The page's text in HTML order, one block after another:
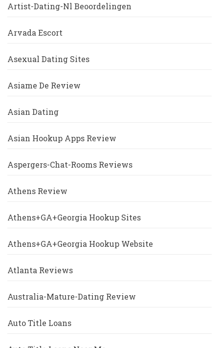
Artist-Dating-Nl Beoordelingen
Arvada Escort
Asexual Dating Sites
Asiame De Review
Asian Dating
Asian Hookup Apps Review
Aspergers-Chat-Rooms Reviews
Athens Review
Athens+GA+Georgia Hookup Sites
Athens+GA+Georgia Hookup Website
Atlanta Reviews
Australia-Mature-Dating Review
Auto Title Loans